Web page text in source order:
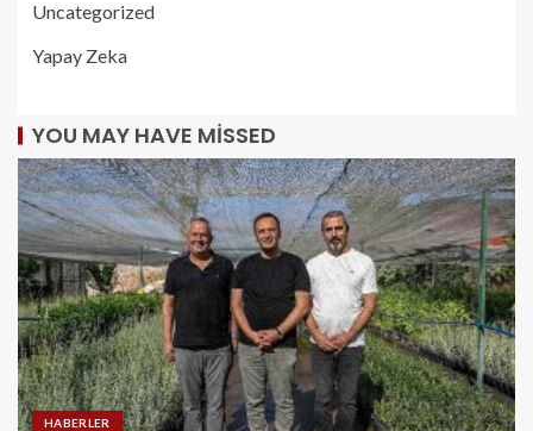
Uncategorized
Yapay Zeka
YOU MAY HAVE MISSED
HABERLER